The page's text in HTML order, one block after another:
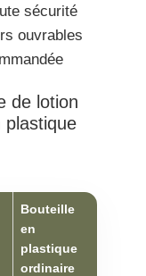
sécurité
ouvrables
de lotion
plastique
Bouteille
en
plastique
ordinaire